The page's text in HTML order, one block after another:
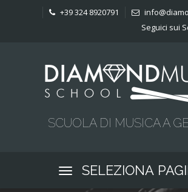
+39 324 8920791
Seguici sui
SCUOLA DI MUSICA A
SELEZIONA